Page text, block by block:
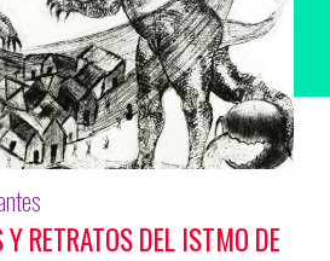
Y RETRATOS DEL ISTMO DE